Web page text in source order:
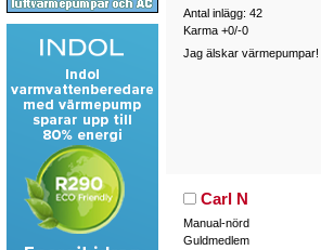
Antal inlägg: 42
Karma +0/-0
Jag älskar värmepumpar!
Carl N
Manual-nörd
Guldmedlem